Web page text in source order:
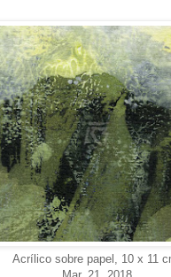
Acrílico sobre papel, 10 x 11